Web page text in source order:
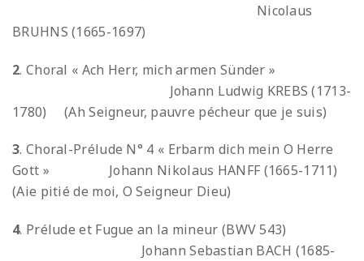
Nicolaus
BRUHNS (1665-1697)
2. Choral « Ach Herr, mich armen Sünder »
Johann Ludwig KREBS (1713-
1780) (Ah Seigneur, pauvre pécheur que je suis)
3. Choral-Prélude N° 4 « Erbarm dich mein O Herre
Gott » Johann Nikolaus HANFF (1665-1711)
(Aie pitié de moi, O Seigneur Dieu)
4. Prélude et Fugue an la mineur (BWV 543)
Johann Sebastian BACH (1685-